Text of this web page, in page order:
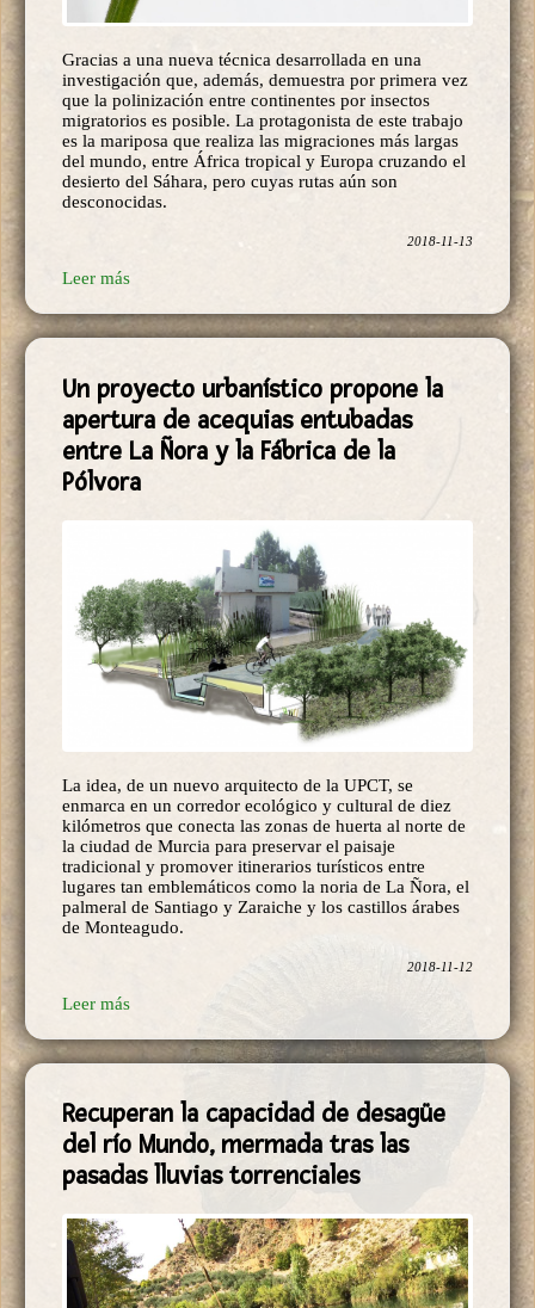
Gracias a una nueva técnica desarrollada en una
investigación que, además, demuestra por primera vez
que la polinización entre continentes por insectos
migratorios es posible. La protagonista de este trabajo
es la mariposa que realiza las migraciones más largas
del mundo, entre África tropical y Europa cruzando el
desierto del Sáhara, pero cuyas rutas aún son
desconocidas.
2018-11-13
Leer más
Un proyecto urbanístico propone la
apertura de acequias entubadas
entre La Ñora y la Fábrica de la
Pólvora
La idea, de un nuevo arquitecto de la UPCT, se
enmarca en un corredor ecológico y cultural de diez
kilómetros que conecta las zonas de huerta al norte de
la ciudad de Murcia para preservar el paisaje
tradicional y promover itinerarios turísticos entre
lugares tan emblemáticos como la noria de La Ñora, el
palmeral de Santiago y Zaraiche y los castillos árabes
de Monteagudo.
2018-11-12
Leer más
Recuperan la capacidad de desagüe
del río Mundo, mermada tras las
pasadas lluvias torrenciales